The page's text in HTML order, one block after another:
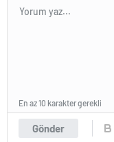
Gönder
En az 10 karakter gerekli